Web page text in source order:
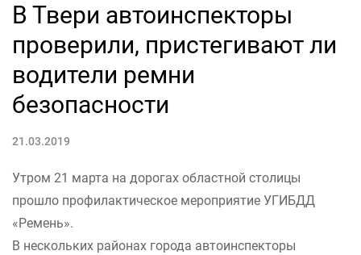
В Твери автоинспекторы
проверили, пристегивают ли
водители ремни
безопасности
21.03.2019
Утром 21 марта на дорогах областной столицы
прошло профилактическое мероприятие УГИБДД
«Ремень».
В нескольких районах города автоинспекторы